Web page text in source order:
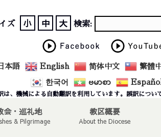
ズ 小 中 大 検索:
本語 English 简体中文 繁體
한국어 ဗမာစာ
は、機械による自動翻訳を利用しています。誤訳につい
会・巡礼地
& Pilgrimage
教区概要
About the Diocese